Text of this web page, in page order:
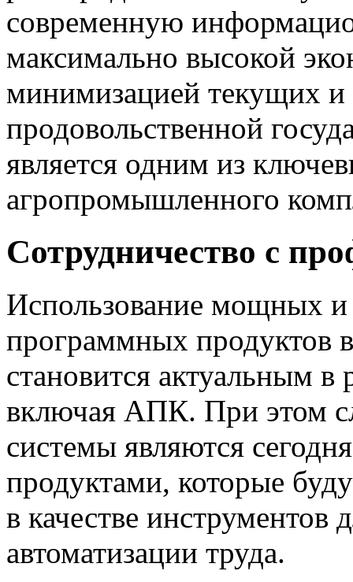
современную
максимально высокой
минимизацией текущих и
продовольственной
является одним из
агропромышленного
Сотрудничество с
Использование мощных
программных продуктов
становится актуальным в
включая АПК. При этом
системы являются
продуктами, которые
в качестве инструментов
автоматизации труда.